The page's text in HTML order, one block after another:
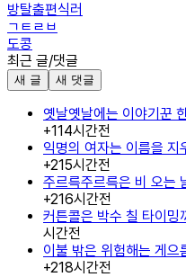
방탈출편식러
ㄱㅌㄹㅂ
도콩
최근 글/댓글
새 글 새 댓글
옛날옛날에는 이야기꾼
+114시간전
익명의 여자는 이름을
+215시간전
주르륵주르륵은 비 오는
+216시간전
커튼콜은 박수 칠 타이밍
시간전
이불 밖은 위험해는 게
+218시간전